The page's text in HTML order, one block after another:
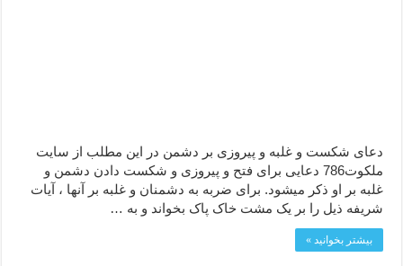
دعای شکست و غلبه و پیروزی بر دشمن در این مطلب از سایت
ملکوت786 دعایی برای فتح و پیروزی و شکست دادن دشمن و
غلبه بر او ذکر میشود. برای ضربه به دشمنان و غلبه بر آنها ، آیات
شریفه ذیل را بر یک مشت خاک پاک بخواند و به …
بیشتر بخوانید »